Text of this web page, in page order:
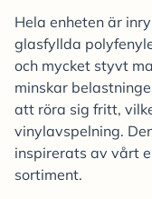
Hela enheten är
glasfyllda
och mycket styvt
minskar
att röra sig fritt,
vinylavspelning.
inspirerats av vårt
sortiment.